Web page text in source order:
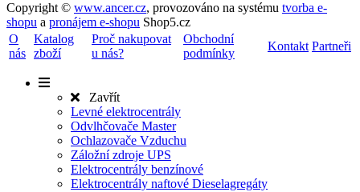
Copyright © www.ancer.cz, provozováno na systému tvorba e-
shopu a pronájem e-shopu Shop5.cz
O
nás
Katalog
zboží
Proč nakupovat
u nás?
Obchodní
podmínky
Kontakt Partneři
Zavřít
Levné elektrocentrály
Odvlhčovače Master
Ochlazovače Vzduchu
Záložní zdroje UPS
Elektrocentrály benzínové
Elektrocentrály naftové Dieselagregáty